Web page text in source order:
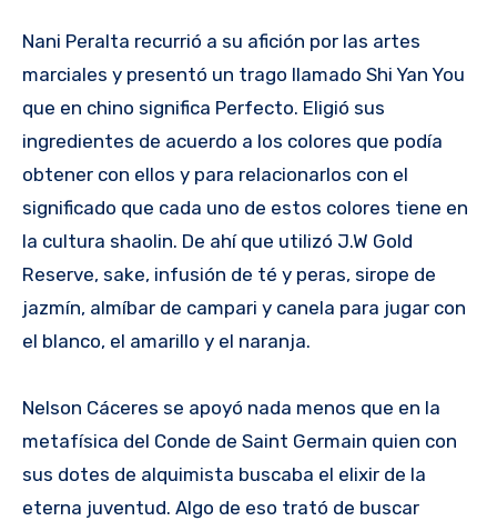
Nani Peralta recurrió a su afición por las artes
marciales y presentó un trago llamado Shi Yan You
que en chino significa Perfecto. Eligió sus
ingredientes de acuerdo a los colores que podía
obtener con ellos y para relacionarlos con el
significado que cada uno de estos colores tiene en
la cultura shaolin. De ahí que utilizó J.W Gold
Reserve, sake, infusión de té y peras, sirope de
jazmín, almíbar de campari y canela para jugar con
el blanco, el amarillo y el naranja.
Nelson Cáceres se apoyó nada menos que en la
metafísica del Conde de Saint Germain quien con
sus dotes de alquimista buscaba el elixir de la
eterna juventud. Algo de eso trató de buscar